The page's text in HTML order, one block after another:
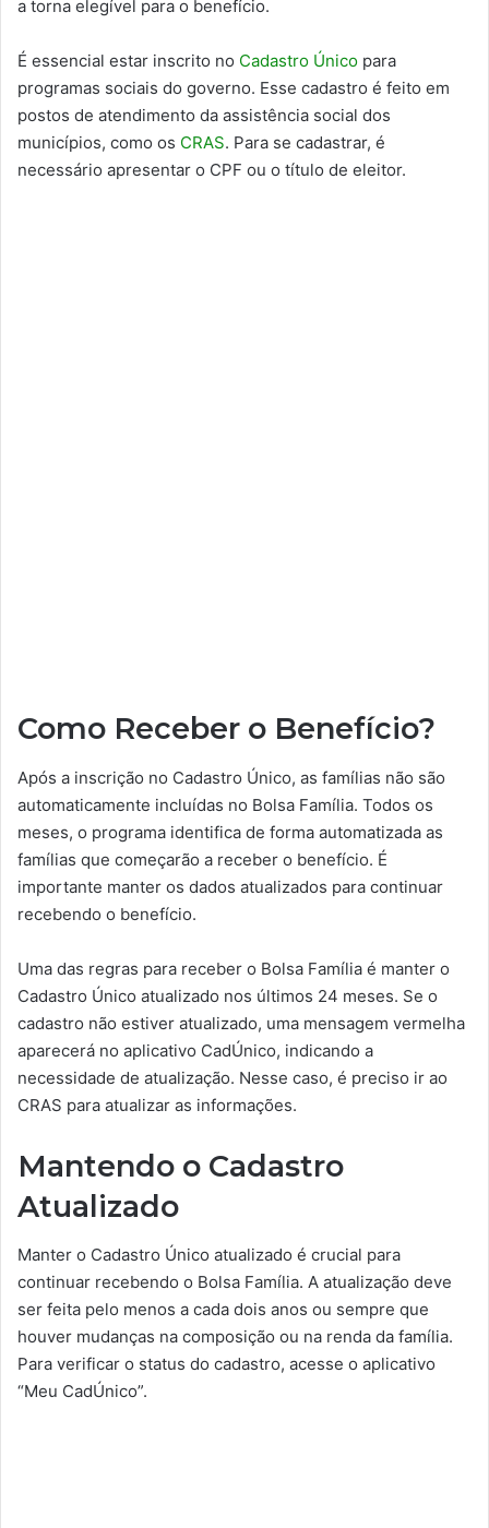
a torna elegível para o benefício.
É essencial estar inscrito no Cadastro Único para
programas sociais do governo. Esse cadastro é feito em
postos de atendimento da assistência social dos
municípios, como os CRAS. Para se cadastrar, é
necessário apresentar o CPF ou o título de eleitor.
Como Receber o Benefício?
Após a inscrição no Cadastro Único, as famílias não são
automaticamente incluídas no Bolsa Família. Todos os
meses, o programa identifica de forma automatizada as
famílias que começarão a receber o benefício. É
importante manter os dados atualizados para continuar
recebendo o benefício.
Uma das regras para receber o Bolsa Família é manter o
Cadastro Único atualizado nos últimos 24 meses. Se o
cadastro não estiver atualizado, uma mensagem vermelha
aparecerá no aplicativo CadÚnico, indicando a
necessidade de atualização. Nesse caso, é preciso ir ao
CRAS para atualizar as informações.
Mantendo o Cadastro
Atualizado
Manter o Cadastro Único atualizado é crucial para
continuar recebendo o Bolsa Família. A atualização deve
ser feita pelo menos a cada dois anos ou sempre que
houver mudanças na composição ou na renda da família.
Para verificar o status do cadastro, acesse o aplicativo
“Meu CadÚnico”.